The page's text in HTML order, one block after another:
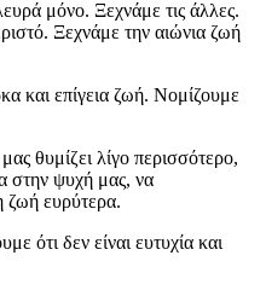
μόνο. Ξεχνάμε τις άλλες.
Ξεχνάμε την αιώνια ζωή
και επίγεια ζωή. Νομίζουμε
θυμίζει λίγο περισσότερο,
στην ψυχή μας, να
ζωή ευρύτερα.
ότι δεν είναι ευτυχία και